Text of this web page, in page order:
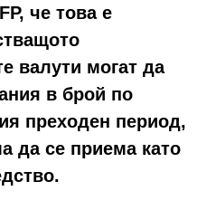
че това е
валути могат да
в брой по
преходен период,
да се приема като